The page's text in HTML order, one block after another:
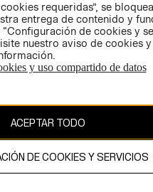
protegido por copyright y es
AB.
requeridas”, se
entrega de contenido y
de cookies y
nuestro aviso de cookies
y uso compartido de datos
ACEPTAR TODO
DE COOKIES Y SERVICIOS